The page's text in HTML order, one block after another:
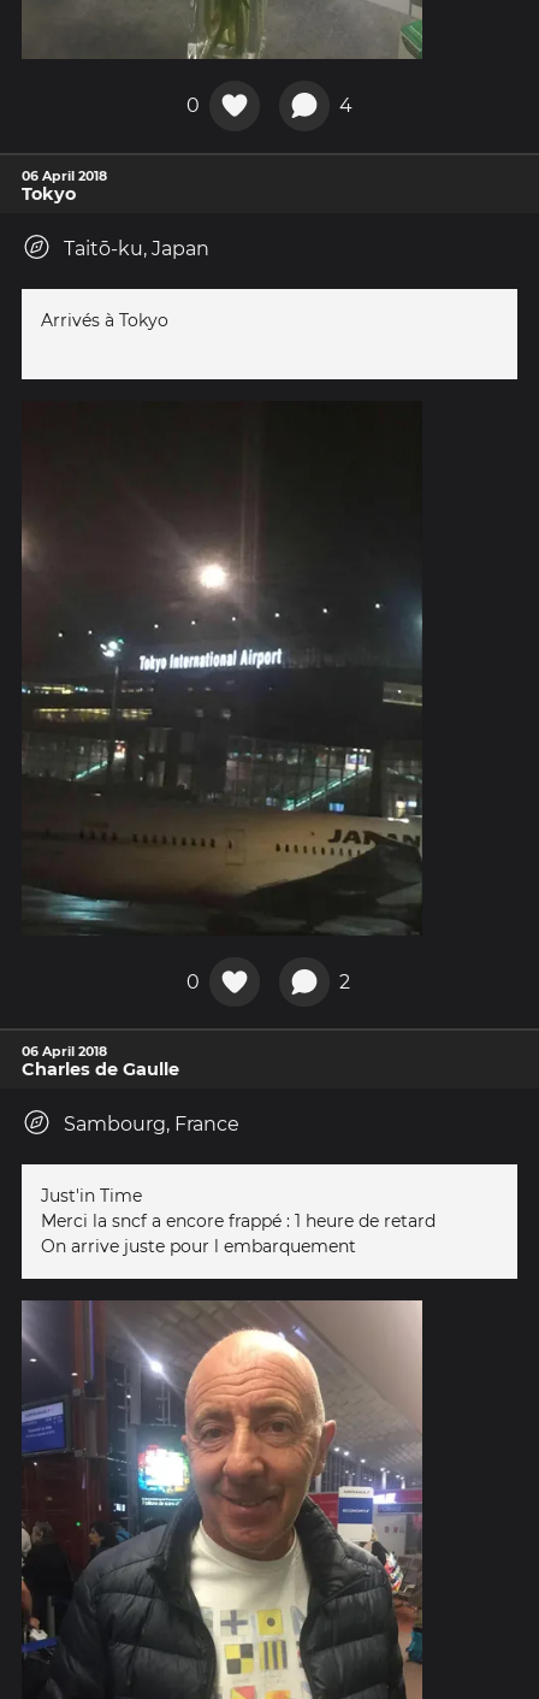
0 4
06 April 2018
Tokyo
Taitō-ku, Japan
Arrivés à Tokyo
0 2
06 April 2018
Charles de Gaulle
Sambourg, France
Just'in Time
Merci la sncf a encore frappé : 1 heure de retard
On arrive juste pour l embarquement